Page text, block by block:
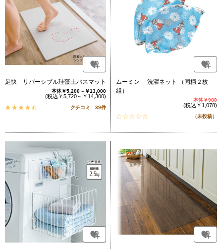
足快 リバーシブル珪藻土バスマット
本体￥5,200～￥13,000
(税込￥5,720～￥14,300)
クチコミ 39件
ムーミン 洗濯ネット （同柄２枚
組）
本体￥980
(税込￥1,078)
（未投稿）